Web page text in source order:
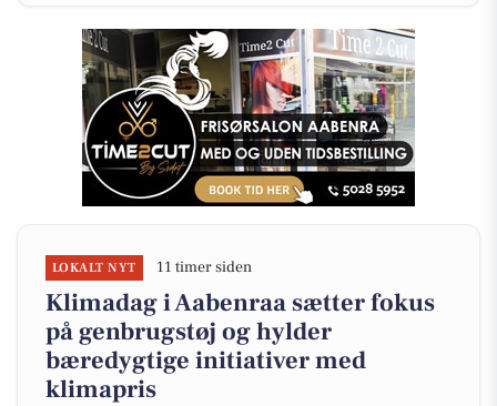
LOKALT NYT 11 timer siden
Klimadag i Aabenraa sætter fokus
på genbrugstøj og hylder
bæredygtige initiativer med
klimapris